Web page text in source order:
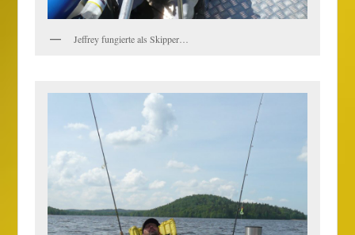
Jeffrey fungierte als Skipper…